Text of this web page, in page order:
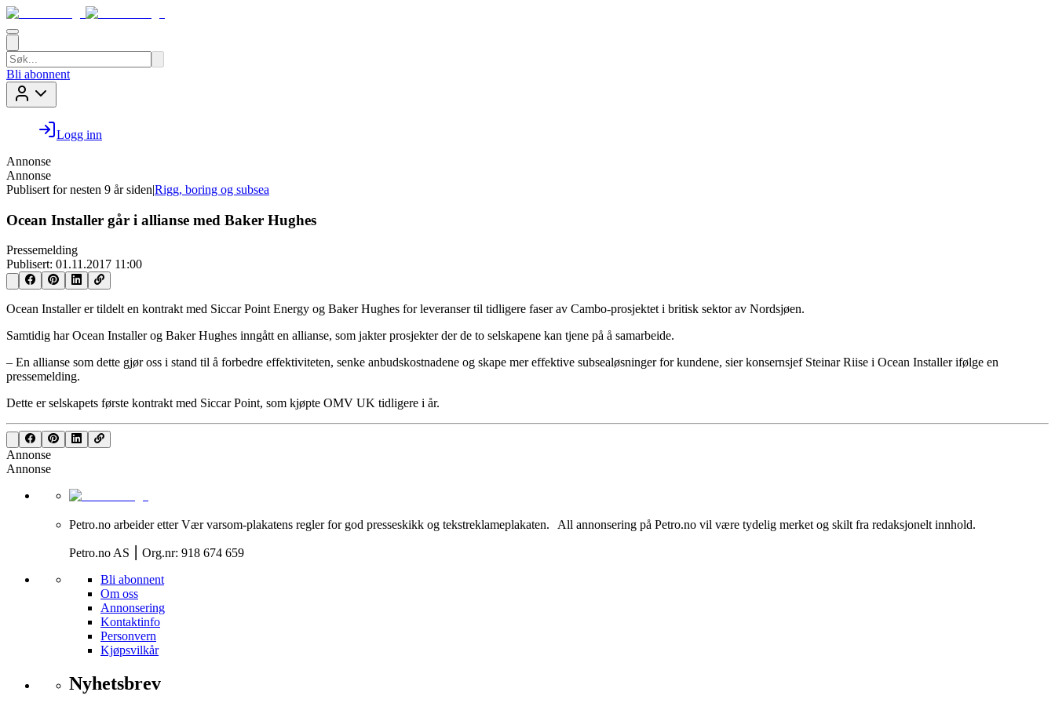
Bli abonnent
Logg inn
Annonse
Annonse
Publisert for nesten 9 år siden|Rigg, boring og subsea
Ocean Installer går i allianse med Baker Hughes
Pressemelding
Publisert: 01.11.2017 11:00
Ocean Installer er tildelt en kontrakt med Siccar Point Energy og Baker Hughes for leveranser til tidligere faser av Cambo-prosjektet i britisk sektor av Nordsjøen.
Samtidig har Ocean Installer og Baker Hughes inngått en allianse, som jakter prosjekter der de to selskapene kan tjene på å samarbeide.
– En allianse som dette gjør oss i stand til å forbedre effektiviteten, senke anbudskostnadene og skape mer effektive subsealøsninger for kundene, sier konsernsjef Steinar Riise i Ocean Installer ifølge en
pressemelding.
Dette er selskapets første kontrakt med Siccar Point, som kjøpte OMV UK tidligere i år.
Annonse
Annonse
Petro.no arbeider etter Vær varsom-plakatens regler for god presseskikk og tekstreklameplakaten. All annonsering på Petro.no vil være tydelig merket og skilt fra redaksjonelt innhold.
Petro.no AS ⎮ Org.nr: 918 674 659
Bli abonnent
Om oss
Annonsering
Kontaktinfo
Personvern
Kjøpsvilkår
Nyhetsbrev